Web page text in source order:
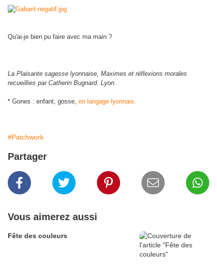
Qu'ai-je bien pu faire avec ma main ?
La Plaisante sagesse lyonnaise, Maximes et réflexions morales
recueillies par Catherin Bugnard. Lyon.
* Gones : enfant, gosse, en langage lyonnais.
#Patchwork
Partager
Vous aimerez aussi
Fête des couleurs